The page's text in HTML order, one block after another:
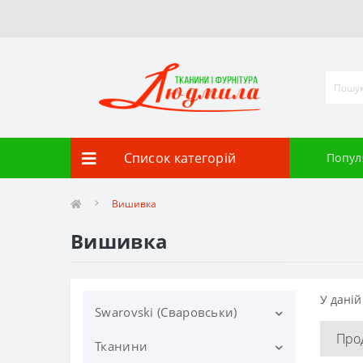
Список категорій
Вишивка
Вишивка
Swarovski (Сваровськи)
Гудзики Swarovski
Тканини
У даній